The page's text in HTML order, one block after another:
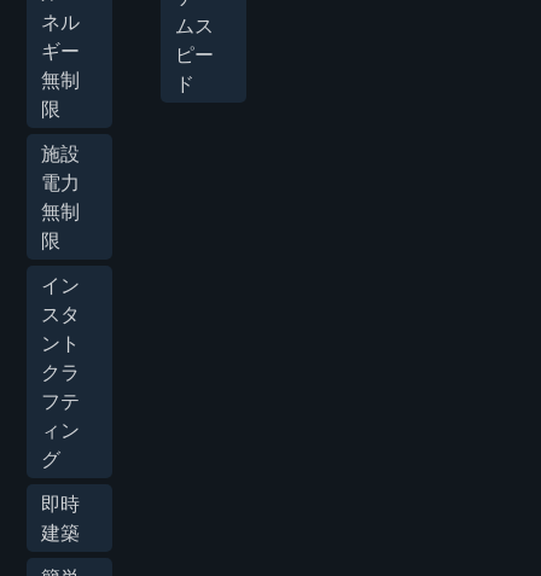
ネル
ギー
無制
限
施設
電力
無制
限
イン
スタ
ント
クラ
フテ
ィン
グ
即時
建築
ムス
ピー
ド